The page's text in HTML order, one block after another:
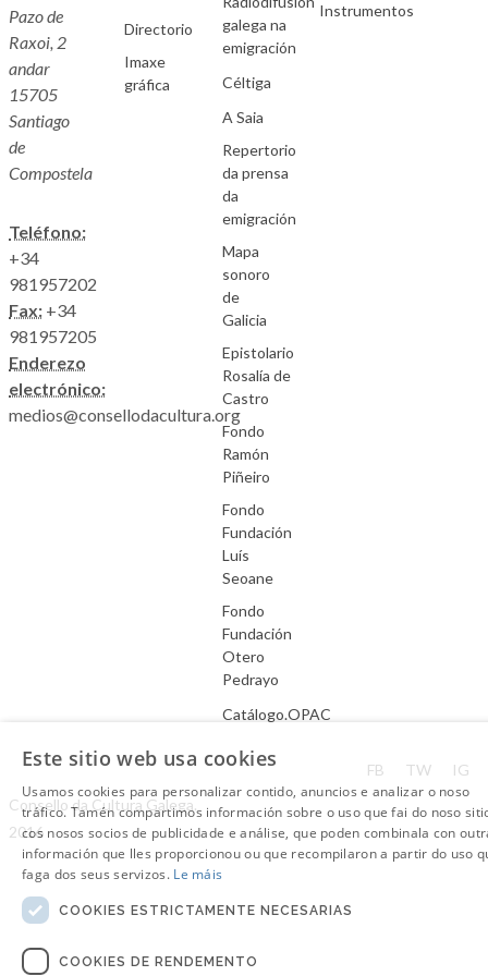
Pazo de
Raxoi, 2
andar
15705
Santiago
de
Compostela
Teléfono:
+34
981957202
Fax: +34
981957205
Enderezo
electrónico:
medios@consellodacultura.org
Directorio
Imaxe
gráfica
galega na
emigración
Céltiga
A Saia
Repertorio
da prensa
da
emigración
Mapa
sonoro
de
Galicia
Epistolario
Rosalía de
Castro
Fondo
Ramón
Piñeiro
Fondo
Fundación
Luís
Seoane
Fondo
Fundación
Otero
Pedrayo
Catálogo.OPAC
Instrumentos
Aviso Legal
Consello da Cultura Galega.
2016
FB TW IG
Este sitio web usa cookies
Usamos cookies para personalizar contido, anuncios e analizar o noso
tráfico. Tamén compartimos información sobre o uso que fai do noso
cos nosos socios de publicidade e análise, que poden combinala con
información que lles proporcionou ou que recompilaron a partir do uso
faga dos seus servizos. Le máis
COOKIES ESTRICTAMENTE NECESARIAS
COOKIES DE RENDEMENTO